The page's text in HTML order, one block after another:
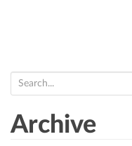
e
rArchive